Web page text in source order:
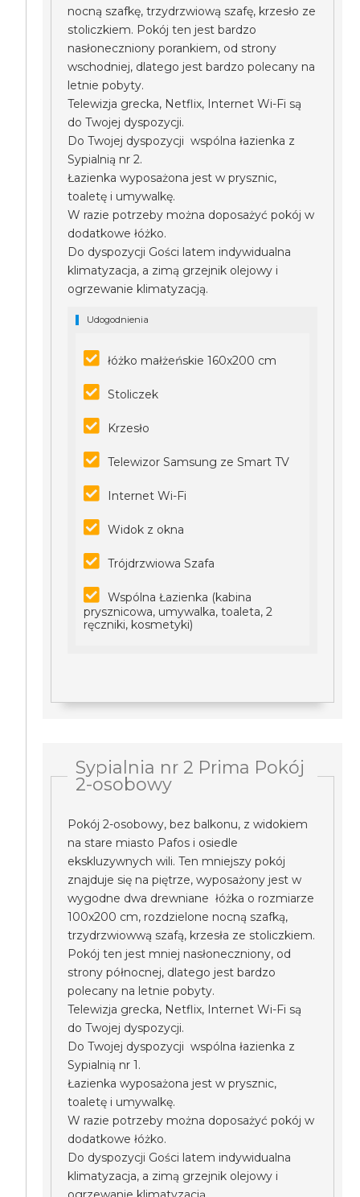
nocną szafkę, trzydrzwiową szafę, krzesło ze
stoliczkiem. Pokój ten jest bardzo
nasłoneczniony porankiem, od strony
wschodniej, dlatego jest bardzo polecany na
letnie pobyty.
Telewizja grecka, Netflix, Internet Wi-Fi są
do Twojej dyspozycji.
Do Twojej dyspozycji wspólna łazienka z
Sypialnią nr 2.
Łazienka wyposażona jest w prysznic,
toaletę i umywalkę.
W razie potrzeby można doposażyć pokój w
dodatkowe łóżko.
Do dyspozycji Gości latem indywidualna
klimatyzacja, a zimą grzejnik olejowy i
ogrzewanie klimatyzacją.
Udogodnienia
łóżko małżeńskie 160x200 cm
Stoliczek
Krzesło
Telewizor Samsung ze Smart TV
Internet Wi-Fi
Widok z okna
Trójdrzwiowa Szafa
Wspólna Łazienka (kabina
prysznicowa, umywalka, toaleta, 2
ręczniki, kosmetyki)
Sypialnia nr 2 Prima Pokój
2-osobowy
Pokój 2-osobowy, bez balkonu, z widokiem
na stare miasto Pafos i osiedle
ekskluzywnych wili. Ten mniejszy pokój
znajduje się na piętrze, wyposażony jest w
wygodne dwa drewniane łóżka o rozmiarze
100x200 cm, rozdzielone nocną szafką,
trzydrzwiowwą szafą, krzesła ze stoliczkiem.
Pokój ten jest mniej nasłoneczniony, od
strony północnej, dlatego jest bardzo
polecany na letnie pobyty.
Telewizja grecka, Netflix, Internet Wi-Fi są
do Twojej dyspozycji.
Do Twojej dyspozycji wspólna łazienka z
Sypialnią nr 1.
Łazienka wyposażona jest w prysznic,
toaletę i umywalkę.
W razie potrzeby można doposażyć pokój w
dodatkowe łóżko.
Do dyspozycji Gości latem indywidualna
klimatyzacja, a zimą grzejnik olejowy i